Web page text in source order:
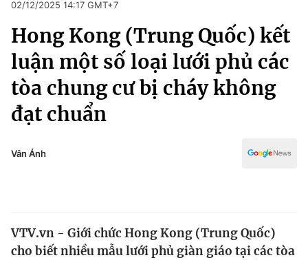
Chuyên mục
Chính trị
Xã hội
Tin tức
Kinh tế
Pháp luật
Kinh tế
Thể thao
Truyền hình
Văn hóa - Giải trí
Đời sống
02/12/2025 14:17 GMT+7
Hong Kong (Trung Quốc) kết
luận một số loại lưới phủ các
tòa chung cư bị cháy không
đạt chuẩn
Vân Ánh
VTV.vn - Giới chức Hong Kong (Trung Quốc)
cho biết nhiều mẫu lưới phủ giàn giáo tại các tòa